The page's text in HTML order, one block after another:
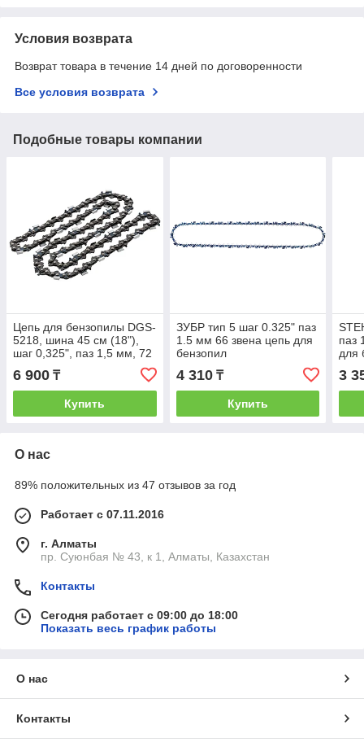
Условия возврата
Возврат товара в течение 14 дней по договоренности
Все условия возврата
Подобные товары компании
Цепь для бензопилы DGS-
5218, шина 45 см (18"),
шаг 0,325", паз 1,5 мм, 72
звена// Denzel
6 900 ₸
Купить
ЗУБР тип 5 шаг 0.325" паз
1.5 мм 66 звена цепь для
бензопил
4 310₸
Купить
паз
для
3
О нас
89% положительных из 47 отзывов за год
Работает с 07.11.2016
г. Алматы
пр. Суюнбая № 43, к 1, Алматы, Казахстан
Контакты
Сегодня работает с 09:00 до 18:00
Показать весь график работы
О нас
Контакты